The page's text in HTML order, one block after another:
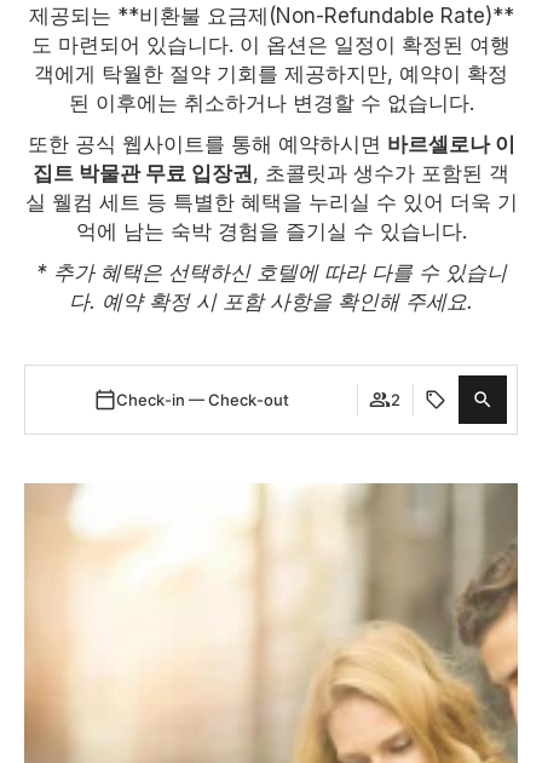
제공되는 **비환불 요금제(Non-Refundable Rate)**
도 마련되어 있습니다. 이 옵션은 일정이 확정된 여행
객에게 탁월한 절약 기회를 제공하지만, 예약이 확정
된 이후에는 취소하거나 변경할 수 없습니다.
또한 공식 웹사이트를 통해 예약하시면 바르셀로나 이
집트 박물관 무료 입장권, 초콜릿과 생수가 포함된 객
실 웰컴 세트 등 특별한 혜택을 누리실 수 있어 더욱 기
억에 남는 숙박 경험을 즐기실 수 있습니다.
* 추가 혜택은 선택하신 호텔에 따라 다를 수 있습니
다. 예약 확정 시 포함 사항을 확인해 주세요.
Check-in — Check-out 2